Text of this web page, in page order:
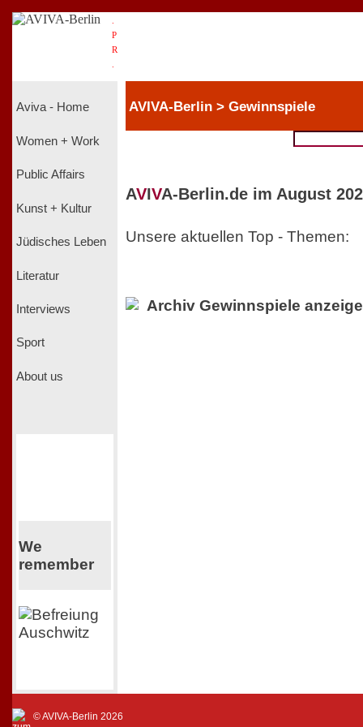
P
R
Aviva - Home
Women + Work
Public Affairs
Kunst + Kultur
Jüdisches Leben
Literatur
Interviews
Sport
About us
We
remember
AVIVA-Berlin > Gewinnspiele
AVIVA-Berlin.de im August
Unsere aktuellen Top - Themen:
Archiv Gewinnspiele
© AVIVA-Berlin 2026